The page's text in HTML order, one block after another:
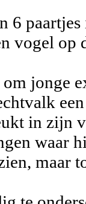
6
vogel
jonge
in zijn
waar
maar